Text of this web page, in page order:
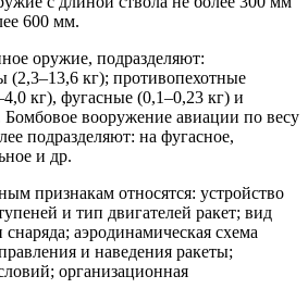
600 мм.
оружие, подразделяют:
(2,3–13,6 кг); противопехотные
кг), фугасные (0,1–0,23 кг) и
Бомбовое вооружение авиации по весу
подразделяют: на фугасное,
и др.
признакам относятся: устройство
и тип двигателей ракет; вид
аэродинамическая схема
и наведения ракеты;
организационная